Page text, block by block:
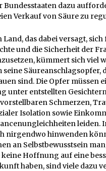
Bundesstaaten dazu
Verkauf von Säure zu
Land, das dabei versagt,
und die Sicherheit der
kümmert sich viel
seine Säureanschlagsopfer,
sind. Die Opfer müssen
unter entstellten
Schmerzen,
Isolation sowie
leiden.
nirgendwo hinwenden
an Selbstbewusstsein
keine Hoffnung auf eine
haben, sind viele dazu